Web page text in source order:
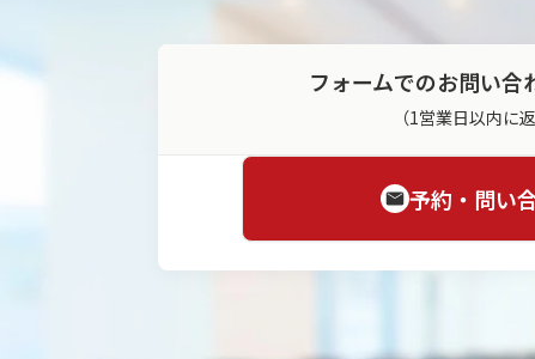
フォームでのお問い合
（1営業日以内に返
予約・問い